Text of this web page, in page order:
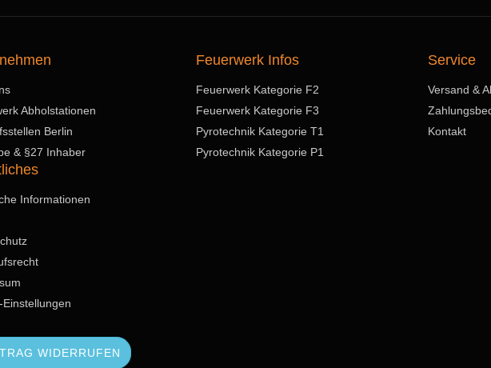
Abholstationen
Berlin
& §27 Inhaber
Feuerwerk Infos
Feuerwerk Kategorie F2
Feuerwerk Kategorie F3
Pyrotechnik Kategorie T1
Pyrotechnik Kategorie P1
Service
Versand &
Kontakt
Informationen
Einstellungen
WIDERRUFEN